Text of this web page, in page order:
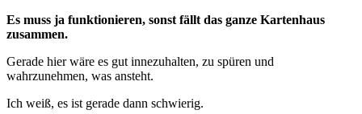
Es muss ja funktionieren, sonst fällt das ganze Kartenhaus
zusammen.
Gerade hier wäre es gut innezuhalten, zu spüren und
wahrzunehmen, was ansteht.
Ich weiß, es ist gerade dann schwierig.